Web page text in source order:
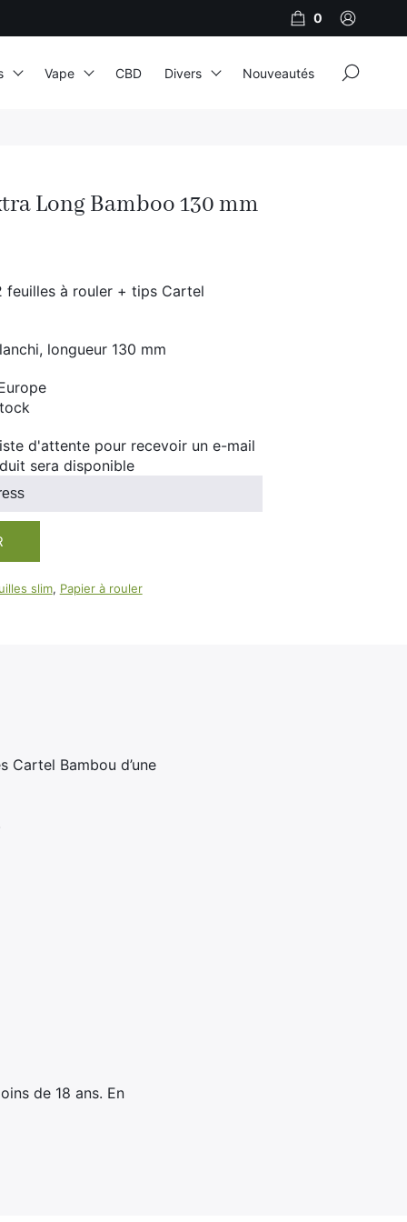
Long Bamboo 130 mm
feuilles à rouler + tips Cartel
longueur 130 mm
d'attente pour recevoir un e-mail
sera disponible
slim, Papier à rouler
Cartel Bambou d’une
de 18 ans. En
0
Vape
Al Fakher
10ml
Booster E-Liquide
CBD Divers
Salé
Nouveautés